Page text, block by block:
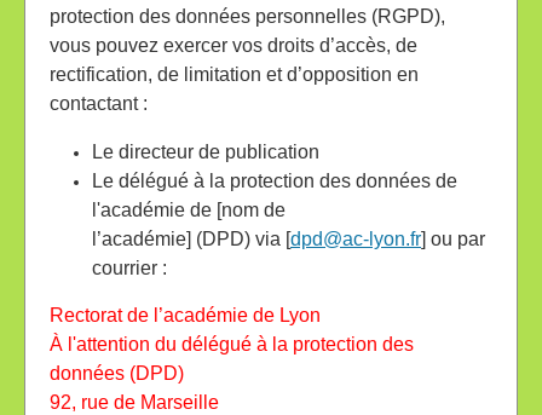
protection des données personnelles (RGPD),
vous pouvez exercer vos droits d’accès, de
rectification, de limitation et d’opposition en
contactant :
Le directeur de publication
Le délégué à la protection des données de
l'académie de [nom de
l’académie] (DPD) via [dpd@ac-lyon.fr] ou par
courrier :
Rectorat de l’académie de Lyon
À l'attention du délégué à la protection des
données (DPD)
92, rue de Marseille